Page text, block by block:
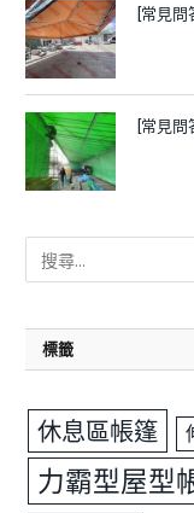
[常見問
[常見問
標籤
休息區帳篷
力霸型屋型